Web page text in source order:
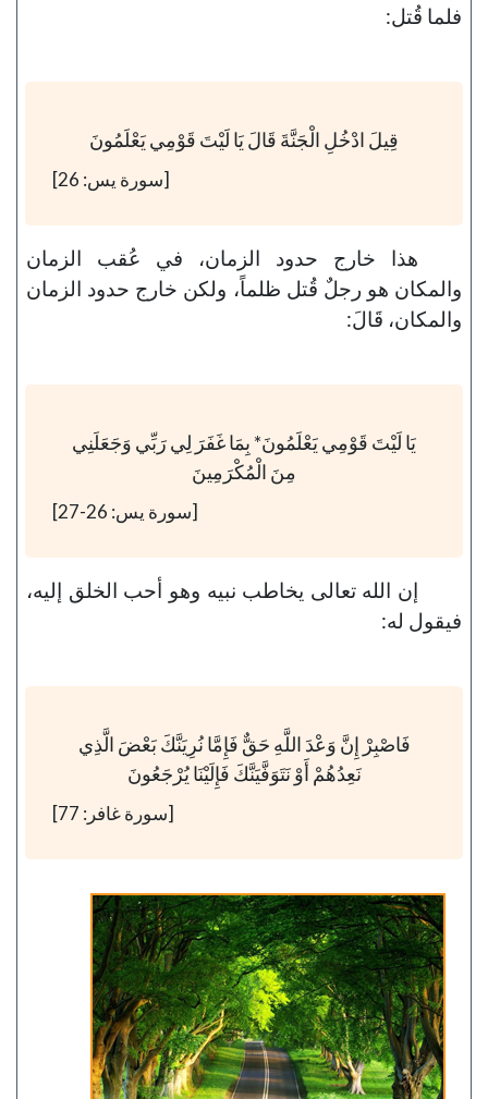
فلما قُتل:
قِيلَ ادْخُلِ الْجَنَّةَ قَالَ يَا لَيْتَ قَوْمِي يَعْلَمُونَ
[سورة يس: 26]
هذا خارج حدود الزمان، في عُقب الزمان
والمكان هو رجلٌ قُتل ظلماً، ولكن خارج حدود الزمان
والمكان، قَالَ:
يَا لَيْتَ قَوْمِي يَعْلَمُونَ* بِمَا غَفَرَ لِي رَبِّي وَجَعَلَنِي
مِنَ الْمُكْرَمِينَ
[سورة يس: 26-27]
إن الله تعالى يخاطب نبيه وهو أحب الخلق إليه،
فيقول له:
فَاصْبِرْ إِنَّ وَعْدَ اللَّهِ حَقٌّ فَإِمَّا نُرِيَنَّكَ بَعْضَ الَّذِي
نَعِدُهُمْ أَوْ نَتَوَفَّيَنَّكَ فَإِلَيْنَا يُرْجَعُونَ
[سورة غافر: 77]